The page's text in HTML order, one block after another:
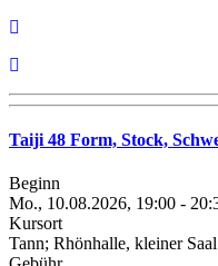
Taiji 48 Form, Stock,
Beginn
Mo., 10.08.2026, 19:00 -
Kursort
Tann; Rhönhalle, kleiner Saal